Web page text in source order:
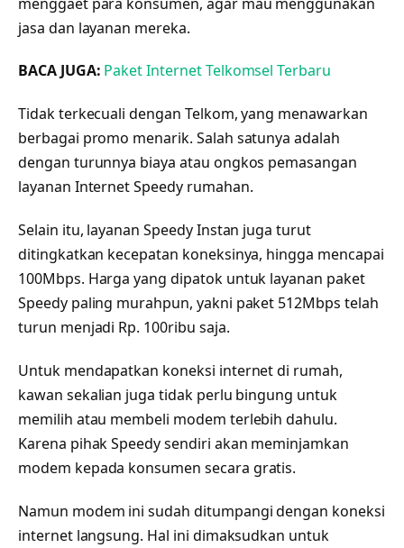
jasa dan layanan mereka.
BACA JUGA: Paket Internet Telkomsel Terbaru
Tidak terkecuali dengan Telkom, yang menawarkan
berbagai promo menarik. Salah satunya adalah
dengan turunnya biaya atau ongkos pemasangan
layanan Internet Speedy rumahan.
Selain itu, layanan Speedy Instan juga turut
ditingkatkan kecepatan koneksinya, hingga mencapai
100Mbps. Harga yang dipatok untuk layanan paket
Speedy paling murahpun, yakni paket 512Mbps telah
turun menjadi Rp. 100ribu saja.
Untuk mendapatkan koneksi internet di rumah,
kawan sekalian juga tidak perlu bingung untuk
memilih atau membeli modem terlebih dahulu.
Karena pihak Speedy sendiri akan meminjamkan
modem kepada konsumen secara gratis.
Namun modem ini sudah ditumpangi dengan koneksi
internet langsung. Hal ini dimaksudkan untuk